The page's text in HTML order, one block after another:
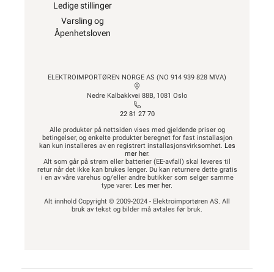
Ledige stillinger
Varsling og
Åpenhetsloven
ELEKTROIMPORTØREN NORGE AS (NO 914 939 828 MVA)
Nedre Kalbakkvei 88B, 1081 Oslo
22 81 27 70
Alle produkter på nettsiden vises med gjeldende priser og
betingelser, og enkelte produkter beregnet for fast installasjon
kan kun installeres av en registrert installasjonsvirksomhet. Les
mer her.
Alt som går på strøm eller batterier (EE-avfall) skal leveres til
retur når det ikke kan brukes lenger. Du kan returnere dette gratis
i en av våre varehus og/eller andre butikker som selger samme
type varer. Les mer her.
Alt innhold Copyright © 2009-2024 - Elektroimportøren AS. All
bruk av tekst og bilder må avtales før bruk.